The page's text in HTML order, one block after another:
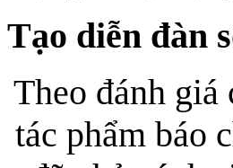
Tạo diễn đàn
Theo đánh
tác phẩm báo